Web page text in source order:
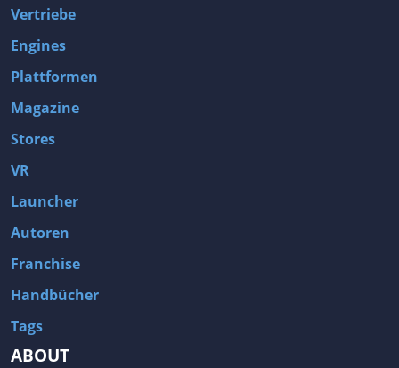
Vertriebe
Engines
Plattformen
Magazine
Stores
VR
Launcher
Autoren
Franchise
Handbücher
Tags
ABOUT